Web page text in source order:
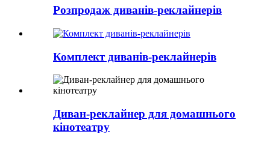
Розпродаж диванів-реклайнерів
Комплект диванів-реклайнерів
Диван-реклайнер для домашнього
кінотеатру